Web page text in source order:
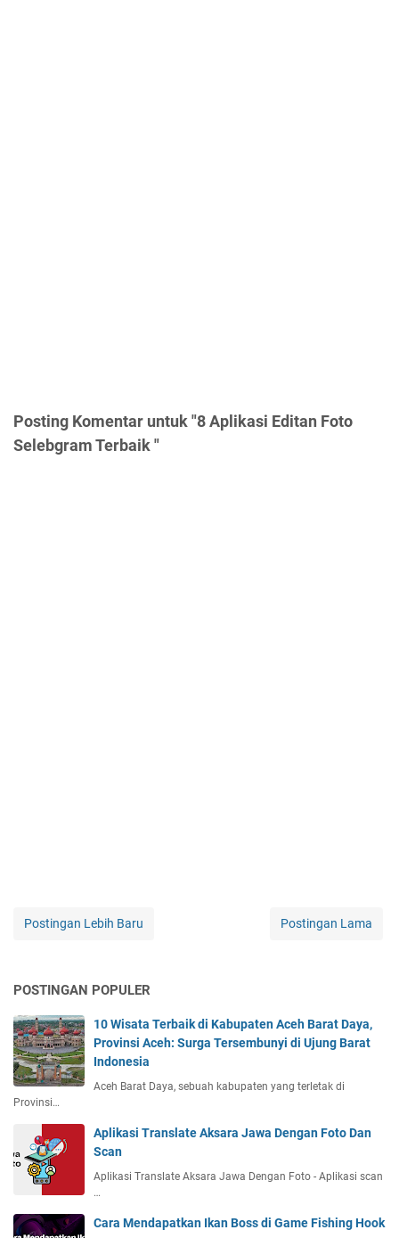
Posting Komentar untuk "8 Aplikasi Editan Foto
Selebgram Terbaik "
Postingan Lebih Baru Postingan Lama
POSTINGAN POPULER
10 Wisata Terbaik di Kabupaten Aceh Barat Daya,
Provinsi Aceh: Surga Tersembunyi di Ujung Barat
Indonesia
Aceh Barat Daya, sebuah kabupaten yang terletak di
Provinsi…
Aplikasi Translate Aksara Jawa Dengan Foto Dan
Scan
Aplikasi Translate Aksara Jawa Dengan Foto - Aplikasi scan
…
Cara Mendapatkan Ikan Boss di Game Fishing Hook